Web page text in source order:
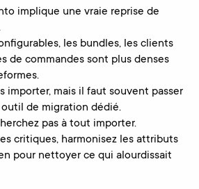
implique une vraie reprise de
les bundles, les clients
de commandes sont plus denses
importer, mais il faut souvent passer
de migration dédié.
pas à tout importer.
critiques, harmonisez les attributs
pour nettoyer ce qui alourdissait